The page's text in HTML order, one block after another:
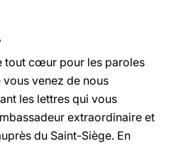
tout cœur pour les paroles
venez de nous
les lettres qui vous
extraordinaire et
du Saint-Siège. En